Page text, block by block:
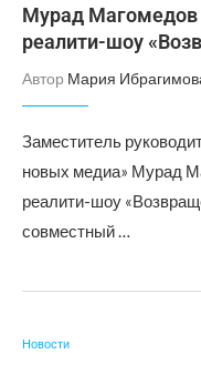
Мурад Магомедов
реалити-шоу
Автор Мария
Заместитель
новых медиа» Мурад
реалити-шоу
совместный …
Новости